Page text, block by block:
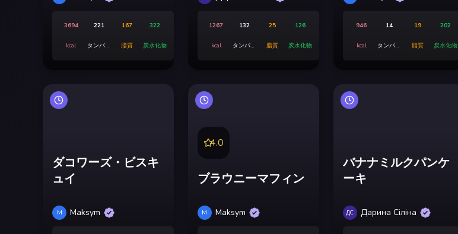
3694
kcal
221
タンパク
167
脂質
322
炭水化物
1267
kcal
132
タンパク
25
脂質
126
炭水化物
946
kcal
14
タンパク
19
脂質
202
炭水化物
ダコワーズ・ビスキ
ュイ
M Maksym
4.0
ブラウニーマフィン
M Maksym
バナナミルクパンケ
ーキ
ДС Дарина Сіліна